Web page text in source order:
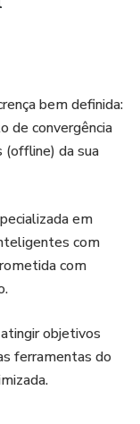
bem definida:
de convergência
(offline) da sua
em
com
com
objetivos
ferramentas do